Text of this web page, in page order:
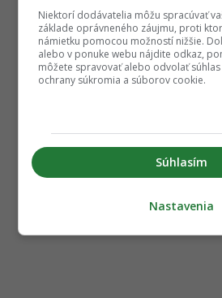
Niektorí dodávatelia môžu spracúvať
základe oprávneného záujmu, proti
námietku pomocou možností nižšie.
alebo v ponuke webu nájdite odkaz,
môžete spravovať alebo odvolať súhlas
ochrany súkromia a súborov cookie.
Súhlasím
Nastavenia